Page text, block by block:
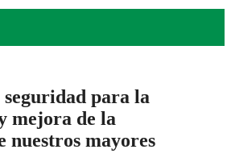
para la
mejora de la
nuestros mayores